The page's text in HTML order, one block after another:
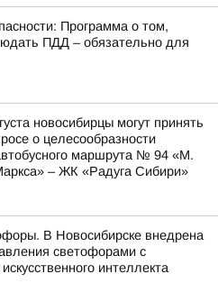
Программа о том,
ПДД – обязательно для
новосибирцы могут принять
о целесообразности
маршрута № 94 «М.
– ЖК «Радуга Сибири»
В Новосибирске внедрена
светофорами с
интеллекта